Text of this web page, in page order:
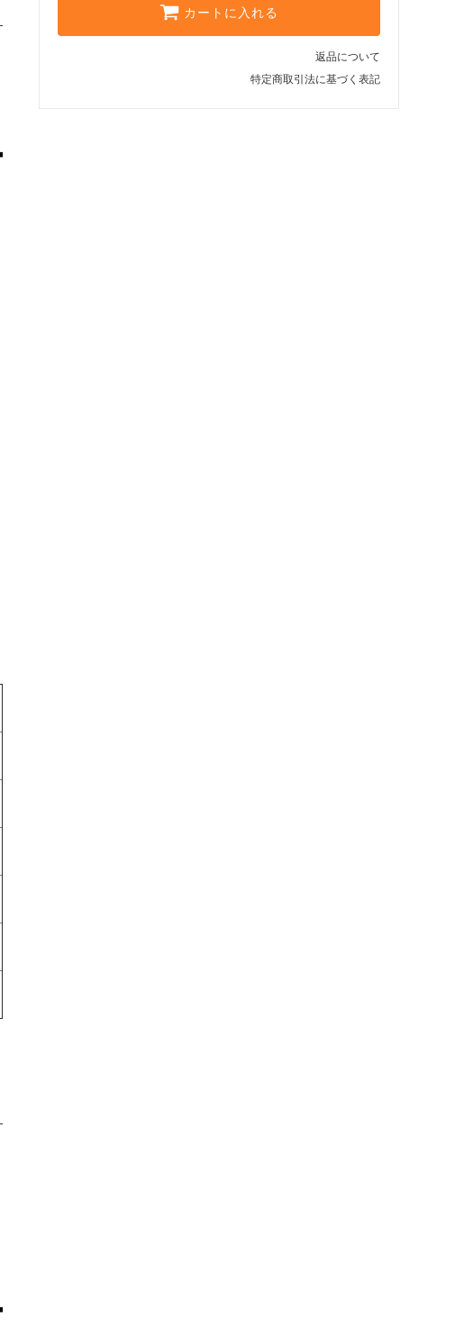
カートに入れる
返品について
特定商取引法に基づく表記